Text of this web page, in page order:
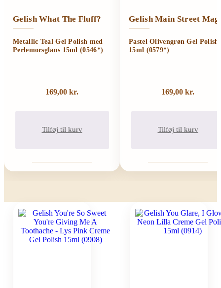
Gelish What The Fluff?
Metallic Teal Gel Polish med
Perlemorsglans 15ml (0546*)
169,00 kr.
Tilføj til kurv
Gelish Main Street
Pastel Olivengrøn Gel Polish
15ml (0579*)
169,00 kr.
Tilføj til kurv